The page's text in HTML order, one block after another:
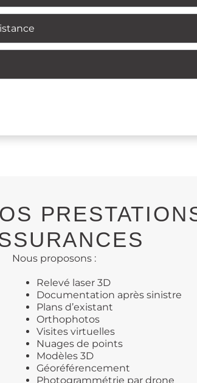
Nous proposons :
Relevé laser 3D
Documentation après sinistre
Plans d’existant
Orthophotos
Visites virtuelles
Nuages de points
Modèles 3D
Géoréférencement
Photogrammétrie par drone